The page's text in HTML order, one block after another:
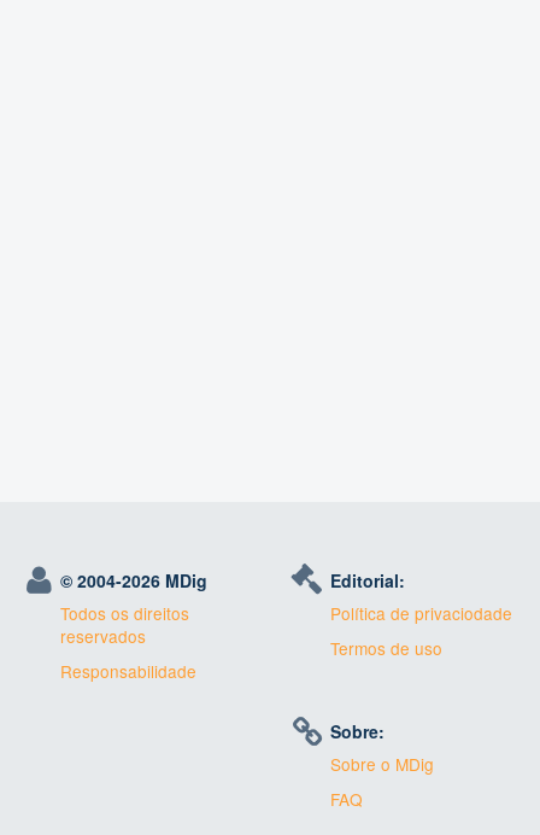
© 2004-2026 MDig
Todos os direitos
reservados
Responsabilidade
Editorial:
Política de privaciodade
Termos de uso
Sobre:
Sobre o MDig
FAQ